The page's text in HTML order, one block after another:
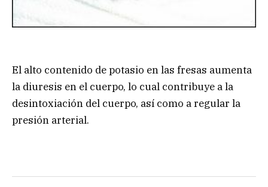
El alto contenido de potasio en las fresas aumenta
la diuresis en el cuerpo, lo cual contribuye a la
desintoxiación del cuerpo, así como a regular la
presión arterial.